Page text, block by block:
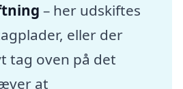
– her udskiftes
eller der
tag oven på det
at